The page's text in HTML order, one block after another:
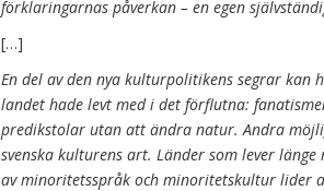
förklaringarnas påverkan – en egen
[…]
En del av den nya kulturpolitikens segrar kan
landet hade levt med i det förflutna:
predikstolar utan att ändra natur. Andra
svenska kulturens art. Länder som lever
av minoritetsspråk och minoritetskultur lider